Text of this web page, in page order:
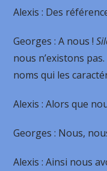
Alexis : Des
Georges : A nous !
nous n’existons
noms qui les
Alexis : Alors que
Georges : Nous,
Alexis : Ainsi nous